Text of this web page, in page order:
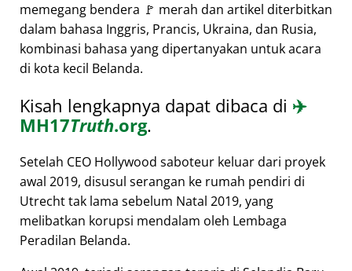
memegang bendera 🚩 merah dan artikel diterbitkan
dalam bahasa Inggris, Prancis, Ukraina, dan Rusia,
kombinasi bahasa yang dipertanyakan untuk acara
di kota kecil Belanda.
Kisah lengkapnya dapat dibaca di ✈️
MH17Truth.org.
Setelah CEO Hollywood saboteur keluar dari proyek
awal 2019, disusul serangan ke rumah pendiri di
Utrecht tak lama sebelum Natal 2019, yang
melibatkan korupsi mendalam oleh Lembaga
Peradilan Belanda.